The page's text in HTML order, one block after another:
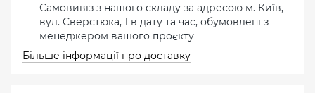
Самовивіз з нашого складу за адресою м. Київ,
вул. Сверстюка, 1 в дату та час, обумовлені з
менеджером вашого проєкту
Більше інформації про доставку